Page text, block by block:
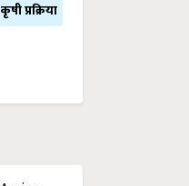
कृषी प्रक्रिया